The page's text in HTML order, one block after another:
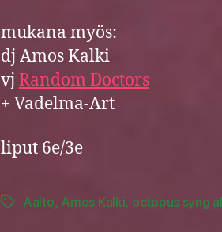
mukana myös:
dj Amos Kalki
vj Random Doctors
+ Vadelma-Art
liput 6e/3e
TagsAalto, Amos Kalki, octopus syng